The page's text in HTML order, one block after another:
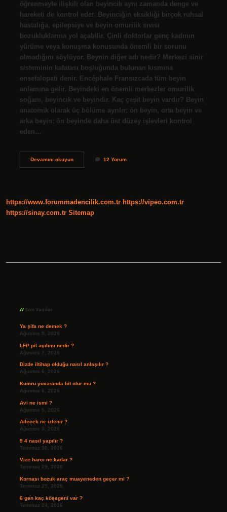
öğrenmeyle ilişkili olan beyincik aynı zamanda denge ve
hareketi de kontrol eder. Beyinciğin eksikliği birçok ruhsal
hastalığa, epilepsiye ve beyin omurilik sıvısı
bozukluklarına yol açabilir. Çinli doktorlar genç kadının
yürüme veya konuşma konusunda önemli bir sorunu
olmadığını söylüyor. Beynin diğer adı nedir? Merkezi sinir
sisteminin kafatası boşluğunda bulunan kısmına
ensefalopati denir. Encéphale Fransızcada tüm beyin
anlamına gelir. Beyindeki en önemli merkezler omurilik
soğanı, beyincik ve beyindir. Kaç çeşit beyin vardır? Beyin
anatomik olarak üç bölüme ayrılır: ön beyin, orta beyin ve
arka beyin; ön beyinde daha üst düzey işlevleri kontrol
eden…
Devamını okuyunBeyin
12 Yorum
https://www.forummadencilik.com.tr https://vipeo.com.tr
https://sinay.com.tr Sitemap
Son Yazılar
Ya şifa ne demek ?
Ağustos 9, 2026
LFP pil açılımı nedir ?
Ağustos 7, 2026
Dizde iltihap olduğu nasıl anlaşılır ?
Ağustos 6, 2026
Kumru yuvasında bit olur mu ?
Ağustos 6, 2026
Avi ne ismi ?
Ağustos 5, 2026
Ailecek ne izlenir ?
Ağustos 3, 2026
9 4 nasıl yapılır ?
Temmuz 30, 2026
Vize harcı ne kadar ?
Temmuz 29, 2026
Kornası bozuk araç muayeneden geçer mi ?
Temmuz 25, 2026
6 gen kaç köşegeni var ?
Temmuz 24, 2026